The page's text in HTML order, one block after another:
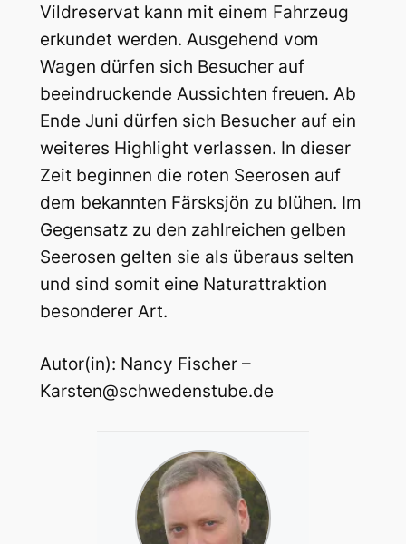
Vildreservat kann mit einem Fahrzeug
erkundet werden. Ausgehend vom
Wagen dürfen sich Besucher auf
beeindruckende Aussichten freuen. Ab
Ende Juni dürfen sich Besucher auf ein
weiteres Highlight verlassen. In dieser
Zeit beginnen die roten Seerosen auf
dem bekannten Färsksjön zu blühen. Im
Gegensatz zu den zahlreichen gelben
Seerosen gelten sie als überaus selten
und sind somit eine Naturattraktion
besonderer Art.
Autor(in): Nancy Fischer –
Karsten@schwedenstube.de